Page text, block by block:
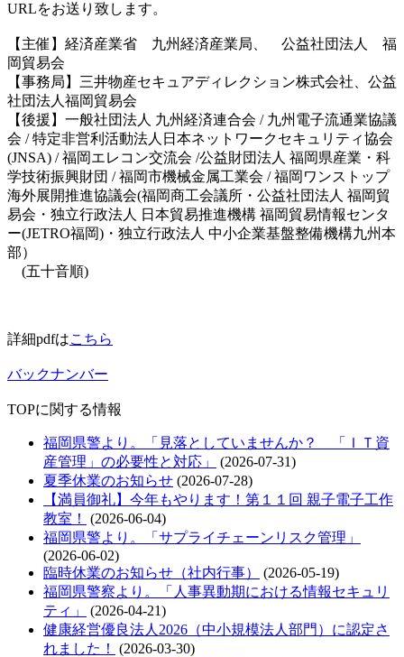
URLをお送り致します。
【主催】経済産業省 九州経済産業局、 公益社団法人 福
岡貿易会
【事務局】三井物産セキュアディレクション株式会社、公益
社団法人福岡貿易会
【後援】一般社団法人 九州経済連合会 / 九州電子流通業協議
会 / 特定非営利活動法人日本ネットワークセキュリティ協会
(JNSA) / 福岡エレコン交流会 /公益財団法人 福岡県産業・科
学技術振興財団 / 福岡市機械金属工業会 / 福岡ワンストップ
海外展開推進協議会(福岡商工会議所・公益社団法人 福岡貿
易会・独立行政法人 日本貿易推進機構 福岡貿易情報センタ
ー(JETRO福岡)・独立行政法人 中小企業基盤整備機構九州本
部）
(五十音順)
詳細pdfはこちら
バックナンバー
TOPに関する情報
福岡県警より。「見落としていませんか？ 「ＩＴ資
産管理」の必要性と対応」
(2026-07-31)
夏季休業のお知らせ (2026-07-28)
【満員御礼】今年もやります！第１１回 親子電子工作
教室！
(2026-06-04)
福岡県警より。「サプライチェーンリスク管理」
(2026-06-02)
臨時休業のお知らせ（社内行事）
(2026-05-19)
福岡県警察より。「人事異動期における情報セキュリ
ティ」
(2026-04-21)
健康経営優良法人2026（中小規模法人部門）に認定さ
れました！
(2026-03-30)